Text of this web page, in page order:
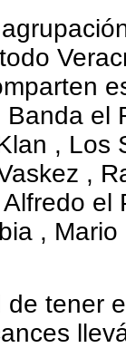
el
, Los
,
el
,
tener